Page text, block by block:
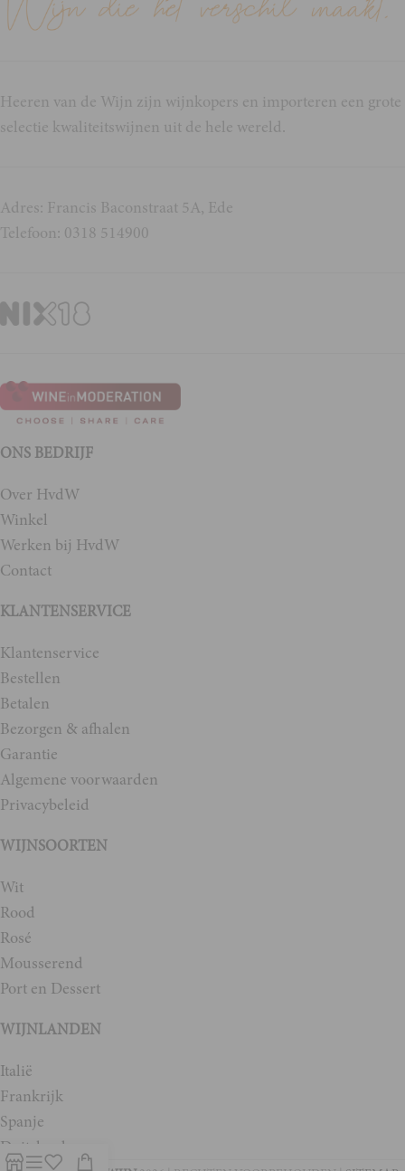
Heeren van de Wijn zijn wijnkopers en importeren een grote
selectie kwaliteitswijnen uit de hele wereld.
Adres: Francis Baconstraat 5A, Ede
Telefoon: 0318 514900
ONS BEDRIJF
Over HvdW
Winkel
Werken bij HvdW
Contact
KLANTENSERVICE
Klantenservice
Bestellen
Betalen
Bezorgen & afhalen
Garantie
Algemene voorwaarden
Privacybeleid
WIJNSOORTEN
Wit
Rood
Rosé
Mousserend
Port en Dessert
WIJNLANDEN
Italië
Frankrijk
Spanje
Duitsland